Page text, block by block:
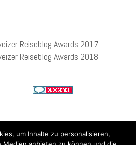
Reiseblog Awards 2017
Reiseblog Awards 2018
um Inhalte zu personalisieren,